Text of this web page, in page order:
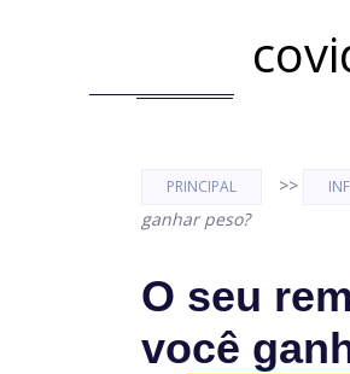
PRINCIPAL >>
ganhar peso?
O seu
você